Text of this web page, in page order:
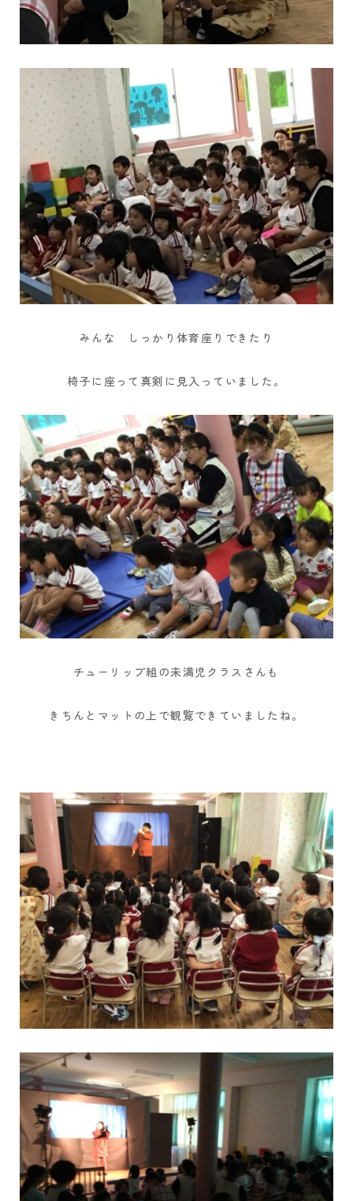
みんな しっかり体育座りできたり
椅子に座って真剣に見入っていました。
チューリップ組の未満児クラスさんも
きちんとマットの上で観覧できていましたね。